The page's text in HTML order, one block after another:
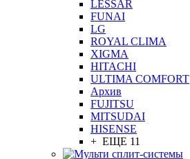
LESSAR
FUNAI
LG
ROYAL CLIMA
XIGMA
HITACHI
ULTIMA COMFORT
Архив
FUJITSU
MITSUDAI
HISENSE
+ ЕЩЕ 11